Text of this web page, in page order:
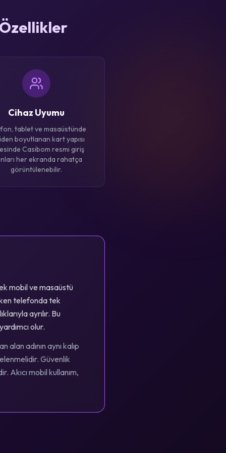
Cihaz Uyumu
tablet ve masaüstünde
boyutlanan kart yapısı
Casibom resmi giriş
her ekranda rahatça
görüntülenebilir.
mobil ve masaüstü
telefonda tek
ayrılır. Bu
olur.
adının aynı kalıp
Güvenlik
mobil kullanım,